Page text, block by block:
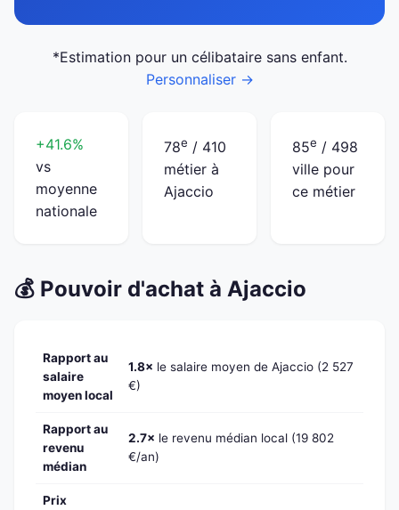
*Estimation pour un célibataire sans enfant.
Personnaliser →
+41.6%
vs
moyenne
nationale
78e / 410
métier à
Ajaccio
85e / 498
ville pour
ce métier
💰 Pouvoir d'achat à Ajaccio
Rapport au
salaire
moyen local
1.8× le salaire moyen de Ajaccio (2 527
€)
Rapport au
revenu
médian
2.7× le revenu médian local (19 802
€/an)
Prix